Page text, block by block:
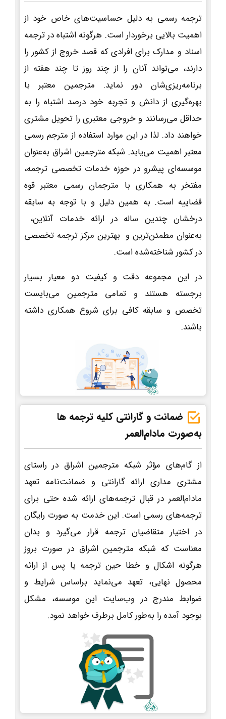
ترجمه رسمی به دلیل حساسیت‌های خاص خود از
اهمیت بالایی برخوردار است. هرگونه اشتباه در ترجمه
اسناد و مدارک برای افرادی که قصد خروج از کشور را
دارند، می‌تواند آنان را از چند روز تا چند هفته از
برنامه‌ریزی‌شان دور نماید. مترجمین معتبر با
بهره‌گیری از دانش و تجربه خود درصد اشتباه را به
حداقل می‌رسانند و خروجی معتبری را تحویل مشتری
خواهند داد. لذا در این موارد استفاده از مترجم رسمی
معتبر اهمیت می‌یابد. شبکه مترجمین اشراق به‌عنوان
موسسه‌ای پیشرو در حوزه خدمات تخصصی ترجمه،
مفتخر به همکاری با مترجمان رسمی معتبر قوه
قضاییه است. به همین دلیل و با توجه به سابقه
درخشان چندین ساله در ارائه خدمات آنلاین،
به‌عنوان مطمئن‌ترین و بهترین مرکز ترجمه تخصصی
در کشور شناخته‌شده است.
در این مجموعه دقت و کیفیت دو معیار بسیار
برجسته هستند و تمامی مترجمین می‌بایست
تخصص و سابقه کافی برای شروع همکاری داشته
باشند.
ضمانت و گارانتی کلیه ترجمه ها
به‌صورت مادام‌العمر
از گام‌های مؤثر شبکه مترجمین اشراق در راستای
مشتری مداری ارائه گارانتی و ضمانت‌نامه تعهد
مادام‌العمر در قبال ترجمه‌های ارائه شده حتی برای
ترجمه‌های رسمی است. این خدمت به صورت رایگان
در اختیار متقاضیان ترجمه قرار می‌گیرد و بدان
معناست که شبکه مترجمین اشراق در صورت بروز
هرگونه اشکال و خطا حین ترجمه یا پس از ارائه
محصول نهایی، تعهد می‌نماید براساس شرایط و
ضوابط مندرج در وب‌سایت این موسسه، مشکل
بوجود آمده را به‌طور کامل برطرف خواهد نمود.